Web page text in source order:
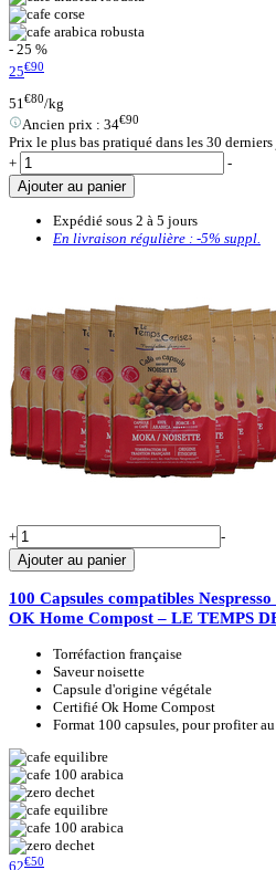
- 25 %
25€90
51 €80/kg
Ancien prix : 34€90
Prix le plus bas pratiqué dans les 30
+
-
Ajouter au panier
Expédié sous 2 à 5 jours
En livraison régulière : -5% suppl.
+
-
Ajouter au panier
100 Capsules compatibles
OK Home Compost – LE TEMPS
Torréfaction française
Saveur noisette
Capsule d'origine végétale
Certifié Ok Home Compost
Format 100 capsules, pour profiter
62€50